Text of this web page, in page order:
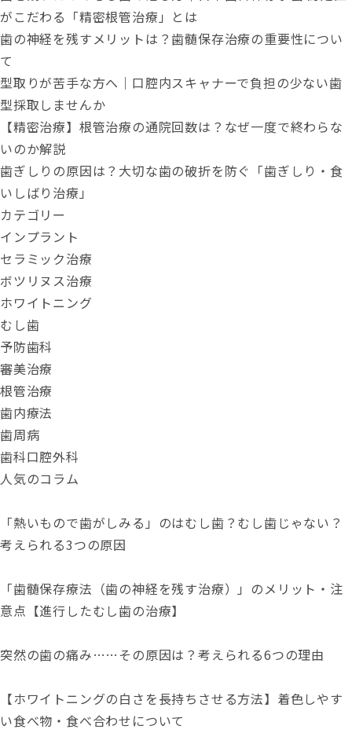
がこだわる「精密根管治療」とは
歯の神経を残すメリットは？歯髄保存治療の重要性につい
て
型取りが苦手な方へ｜口腔内スキャナーで負担の少ない歯
型採取しませんか
【精密治療】根管治療の通院回数は？なぜ一度で終わらな
いのか解説
歯ぎしりの原因は？大切な歯の破折を防ぐ「歯ぎしり・食
いしばり治療」
カテゴリー
インプラント
セラミック治療
ボツリヌス治療
ホワイトニング
むし歯
予防歯科
審美治療
根管治療
歯内療法
歯周病
歯科口腔外科
人気のコラム
「熱いもので歯がしみる」のはむし歯？むし歯じゃない？
考えられる3つの原因
「歯髄保存療法（歯の神経を残す治療）」のメリット・注
意点【進行したむし歯の治療】
突然の歯の痛み……その原因は？考えられる6つの理由
【ホワイトニングの白さを長持ちさせる方法】着色しやす
い食べ物・食べ合わせについて